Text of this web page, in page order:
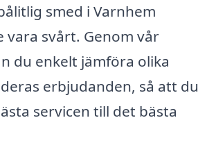
smed i Varnhem
vara svårt. Genom vår
du enkelt jämföra olika
erbjudanden, så att du
servicen till det bästa